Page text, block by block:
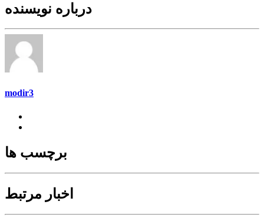
درباره نویسنده
modir3
برچسب ها
اخبار مرتبط